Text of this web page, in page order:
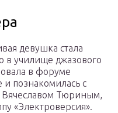
девушка стала
в училище джазового
в форуме
познакомилась с
Тюриным,
«Электроверсия».